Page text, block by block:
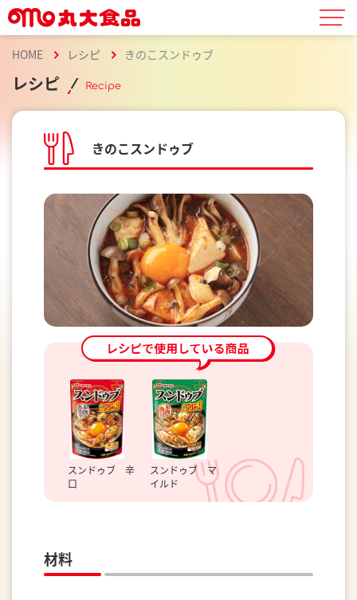
HOME レシピ きのこスンドゥブ
レシピ Recipe
きのこスンドゥブ
スンドゥブ 辛
口
スンドゥブ マ
イルド
材料